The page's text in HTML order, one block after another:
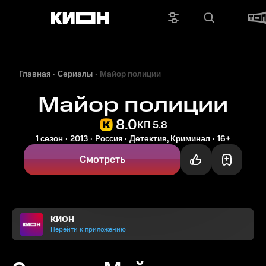
Главная Сериалы Майор полиции
Майор полиции
8.0КП 5.8
1 сезон 2013 Россия Детектив, Криминал 16+
Смотреть
КИОН
Перейти к приложению